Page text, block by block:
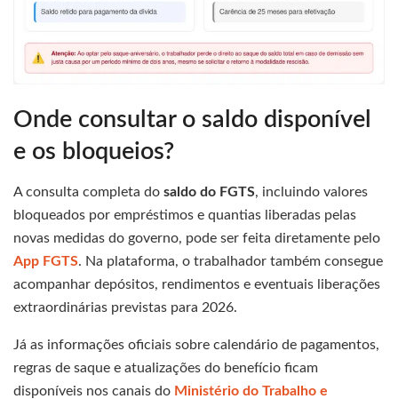
Onde consultar o saldo disponível
e os bloqueios?
A consulta completa do saldo do FGTS, incluindo valores
bloqueados por empréstimos e quantias liberadas pelas
novas medidas do governo, pode ser feita diretamente pelo
App FGTS. Na plataforma, o trabalhador também consegue
acompanhar depósitos, rendimentos e eventuais liberações
extraordinárias previstas para 2026.
Já as informações oficiais sobre calendário de pagamentos,
regras de saque e atualizações do benefício ficam
disponíveis nos canais do Ministério do Trabalho e